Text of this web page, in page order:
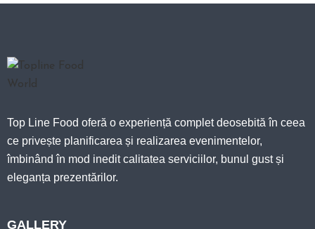
Top Line Food oferă o experiență complet deosebită în ceea
ce privește planificarea și realizarea evenimentelor,
îmbinând în mod inedit calitatea serviciilor, bunul gust și
eleganța prezentărilor.
GALLERY